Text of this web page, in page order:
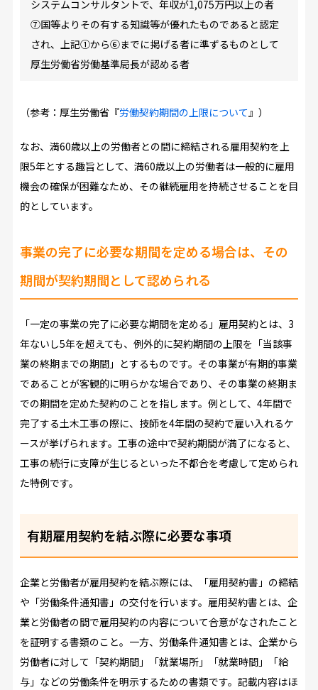
システムコンサルタントで、年収が1,075万円以上の者
⑦国等よりその有する知識等が優れたものであると認定
され、上記①から⑥までに掲げる者に準ずるものとして
厚生労働省労働基準局長が認める者
（参考：厚生労働省『労働契約期間の上限について』）
なお、満60歳以上の労働者との間に締結される雇用契約を上
限5年とする趣旨として、満60歳以上の労働者は一般的に雇用
機会の確保が困難なため、その継続雇用を持続させることを目
的としています。
事業の完了に必要な期間を定める場合は、その
期間が契約期間として認められる
「一定の事業の完了に必要な期間を定める」雇用契約とは、3
年ないし5年を超えても、例外的に契約期間の上限を「当該事
業の終期までの期間」とするものです。その事業が有期的事業
であることが客観的に明らかな場合であり、その事業の終期ま
での期間を定めた契約のことを指します。例として、4年間で
完了する土木工事の際に、技師を4年間の契約で雇い入れるケ
ースが挙げられます。工事の途中で契約期間が満了になると、
工事の続行に支障が生じるといった不都合を考慮して定められ
た特例です。
有期雇用契約を結ぶ際に必要な事項
企業と労働者が雇用契約を結ぶ際には、「雇用契約書」の締結
や「労働条件通知書」の交付を行います。雇用契約書とは、企
業と労働者の間で雇用契約の内容について合意がなされたこと
を証明する書類のこと。一方、労働条件通知書とは、企業から
労働者に対して「契約期間」「就業場所」「就業時間」「給
与」などの労働条件を明示するための書類です。記載内容はほ